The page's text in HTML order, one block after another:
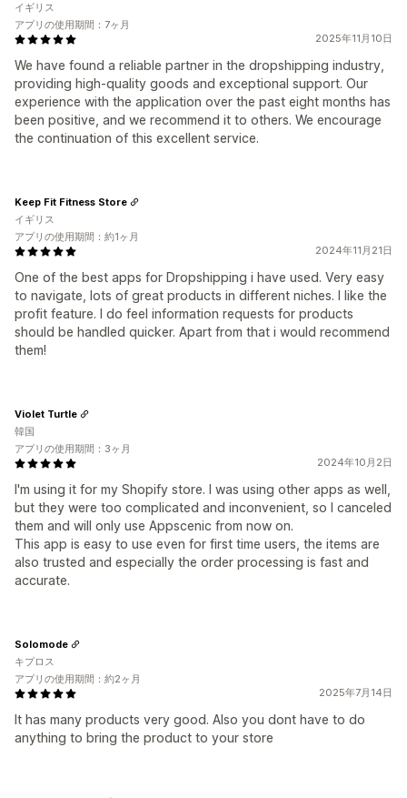
2025年11月10日
We have found a reliable partner in the dropshipping industry,
providing high-quality goods and exceptional support. Our
experience with the application over the past eight months has
been positive, and we recommend it to others. We encourage
the continuation of this excellent service.
イギリス
アプリの使用期間：7ヶ月
2024年11月21日
One of the best apps for Dropshipping i have used. Very easy
to navigate, lots of great products in different niches. I like the
profit feature. I do feel information requests for products
should be handled quicker. Apart from that i would recommend
them!
Keep Fit Fitness Store
イギリス
アプリの使用期間：約1ヶ月
2024年10月2日
I'm using it for my Shopify store. I was using other apps as well,
but they were too complicated and inconvenient, so I canceled
them and will only use Appscenic from now on.
This app is easy to use even for first time users, the items are
also trusted and especially the order processing is fast and
accurate.
Violet Turtle
韓国
アプリの使用期間：3ヶ月
2025年7月14日
It has many products very good. Also you dont have to do
anything to bring the product to your store
Solomode
キプロス
アプリの使用期間：約2ヶ月